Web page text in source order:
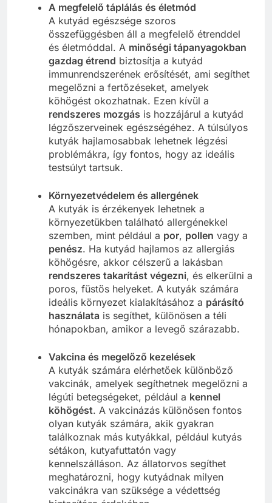
A megfelelő táplálás és életmód
A kutyád egészsége szoros
összefüggésben áll a megfelelő étrenddel
és életmóddal. A minőségi tápanyagokban
gazdag étrend biztosítja a kutyád
immunrendszerének erősítését, ami segíthet
megelőzni a fertőzéseket, amelyek
köhögést okozhatnak. Ezen kívül a
rendszeres mozgás is hozzájárul a kutyád
légzőszerveinek egészségéhez. A túlsúlyos
kutyák hajlamosabbak lehetnek légzési
problémákra, így fontos, hogy az ideális
testsúlyt tartsuk.
Környezetvédelem és allergének
A kutyák is érzékenyek lehetnek a
környezetükben található allergénekkel
szemben, mint például a por, pollen vagy a
penész. Ha kutyád hajlamos az allergiás
köhögésre, akkor célszerű a lakásban
rendszeres takarítást végezni, és elkerülni a
poros, füstös helyeket. A kutyák számára
ideális környezet kialakításához a párásító
használata is segíthet, különösen a téli
hónapokban, amikor a levegő szárazabb.
Vakcina és megelőző kezelések
A kutyák számára elérhetőek különböző
vakcinák, amelyek segíthetnek megelőzni a
légúti betegségeket, például a kennel
köhögést. A vakcinázás különösen fontos
olyan kutyák számára, akik gyakran
találkoznak más kutyákkal, például kutyás
sétákon, kutyafuttatón vagy
kennelszálláson. Az állatorvos segíthet
meghatározni, hogy kutyádnak milyen
vakcinákra van szüksége a védettség